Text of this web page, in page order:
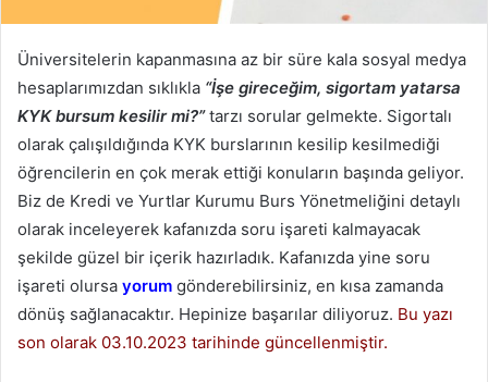
Üniversitelerin kapanmasına az bir süre kala sosyal medya
hesaplarımızdan sıklıkla “İşe gireceğim, sigortam yatarsa
KYK bursum kesilir mi?”tarzı sorular gelmekte. Sigortalı
olarak çalışıldığında KYK burslarının kesilip kesilmediği
öğrencilerin en çok merak ettiği konuların başında geliyor.
Biz de Kredi ve Yurtlar Kurumu Burs Yönetmeliğini detaylı
olarak inceleyerek kafanızda soru işareti kalmayacak
şekilde güzel bir içerik hazırladık. Kafanızda yine soru
işareti olursa yorum gönderebilirsiniz, en kısa zamanda
dönüş sağlanacaktır. Hepinize başarılar diliyoruz. Bu yazı
son olarak 03.10.2023 tarihinde güncellenmiştir.